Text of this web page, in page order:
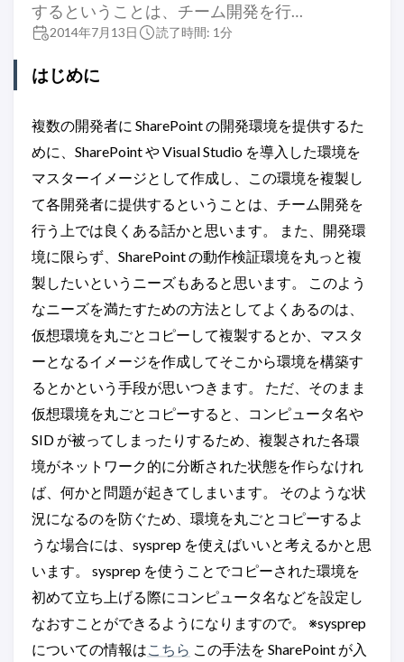
するということは、チーム開発を行…
2014年7月13日 読了時間: 1分
はじめに
複数の開発者に SharePoint の開発環境を提供するた
めに、SharePoint や Visual Studio を導入した環境を
マスターイメージとして作成し、この環境を複製し
て各開発者に提供するということは、チーム開発を
行う上では良くある話かと思います。 また、開発環
境に限らず、SharePoint の動作検証環境を丸っと複
製したいというニーズもあると思います。 このよう
なニーズを満たすための方法としてよくあるのは、
仮想環境を丸ごとコピーして複製するとか、マスタ
ーとなるイメージを作成してそこから環境を構築す
るとかという手段が思いつきます。 ただ、そのまま
仮想環境を丸ごとコピーすると、コンピュータ名や
SID が被ってしまったりするため、複製された各環
境がネットワーク的に分断された状態を作らなけれ
ば、何かと問題が起きてしまいます。 そのような状
況になるのを防ぐため、環境を丸ごとコピーするよ
うな場合には、sysprep を使えばいいと考えるかと思
います。 sysprep を使うことでコピーされた環境を
初めて立ち上げる際にコンピュータ名などを設定し
なおすことができるようになりますので。 ※sysprep
についての情報はこちら この手法を SharePoint が入